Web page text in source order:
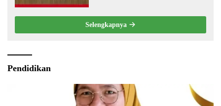
Selengkapnya
Pendidikan